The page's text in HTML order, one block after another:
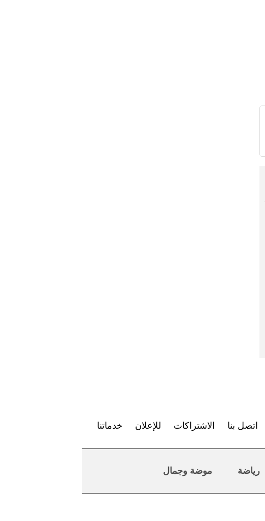
اتصل بنا الاشتراكات للإعلان خدماتنا
رياضة موضة وجمال